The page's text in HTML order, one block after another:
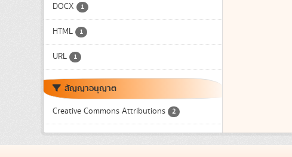
DOCX 1
HTML 1
URL 1
สัญญาอนุญาต
Creative Commons Attributions 2